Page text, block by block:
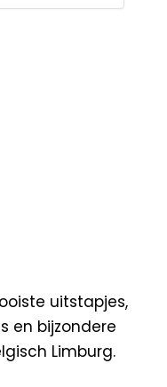
uitstapjes,
en bijzondere
Limburg.